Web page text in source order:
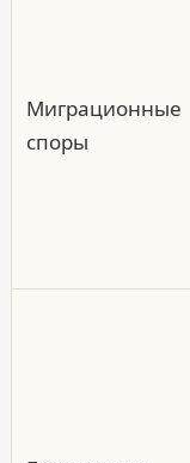
Миграционные
споры